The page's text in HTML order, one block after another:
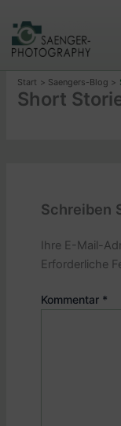
Inhalt
springen
Start Saengers-Blog
Short
Schreiben
Ihre E-Mail-
Erforderliche
Kommentar *